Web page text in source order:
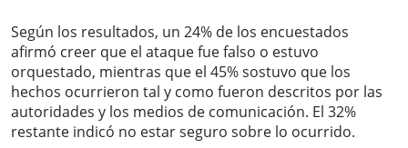
Según los resultados, un 24% de los encuestados
afirmó creer que el ataque fue falso o estuvo
orquestado, mientras que el 45% sostuvo que los
hechos ocurrieron tal y como fueron descritos por las
autoridades y los medios de comunicación. El 32%
restante indicó no estar seguro sobre lo ocurrido.